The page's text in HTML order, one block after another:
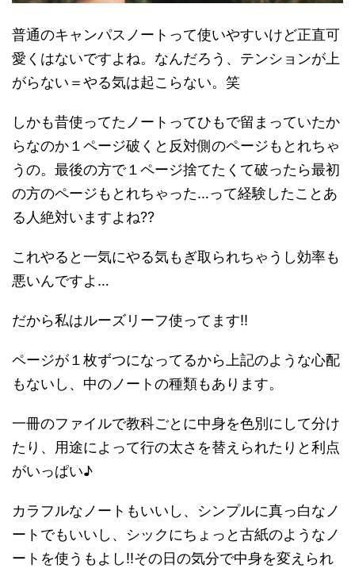
普通のキャンパスノートって使いやすいけど正直可
愛くはないですよね。なんだろう、テンションが上
がらない＝やる気は起こらない。笑
しかも昔使ってたノートってひもで留まっていたか
らなのか１ページ破くと反対側のページもとれちゃ
うの。最後の方で１ページ捨てたくて破ったら最初
の方のページもとれちゃった…って経験したことあ
る人絶対いますよね??
これやると一気にやる気もぎ取られちゃうし効率も
悪いんですよ…
だから私はルーズリーフ使ってます!!
ページが１枚ずつになってるから上記のような心配
もないし、中のノートの種類もあります。
一冊のファイルで教科ごとに中身を色別にして分け
たり、用途によって行の太さを替えられたりと利点
がいっぱい♪
カラフルなノートもいいし、シンプルに真っ白なノ
ートでもいいし、シックにちょっと古紙のようなノ
ートを使うもよし!!その日の気分で中身を変えられ